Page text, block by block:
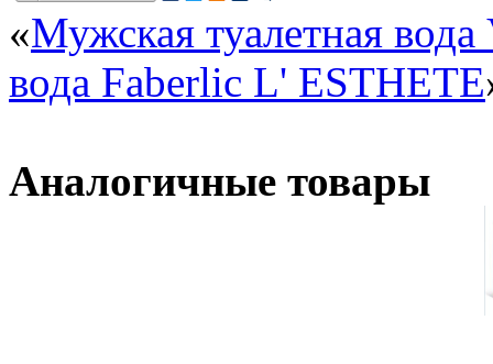
«Мужская туалетная вода
вода Faberlic L' ESTHETE
Аналогичные товары